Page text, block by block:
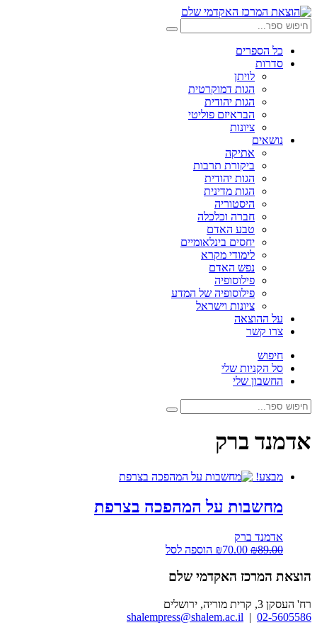
דלג
לתוכן
חיפוש:
חיפוש
כל הספרים
סדרות
לויתן
הגות דמוקרטית
הגות יהודית
הבראיזם פוליטי
ציונות
נושאים
אתיקה
ביקורת תרבות
הגות יהודית
הגות מדינית
היסטוריה
חברה וכלכלה
טבע האדם
יחסים בינלאומיים
לימודי מקרא
נפש האדם
פילוסופיה
פילוסופיה של המדע
ציונות וישראל
על ההוצאה
צרו קשר
חיפוש
סל הקניות שלי
החשבון שלי
חיפוש:
חיפוש
אדמנד ברק
מבצע!
מחשבות על המהפכה בצרפת
אדמנד ברק
₪89.00
המחיר
היה:
₪70.00
המחיר
הוא:
₪70.00.
הוספה לסל
הוצאת המרכז האקדמי שלם
רח' העסקן 3, קרית מוריה, ירושלים
shalempress@shalem.ac.il | 02-5605586